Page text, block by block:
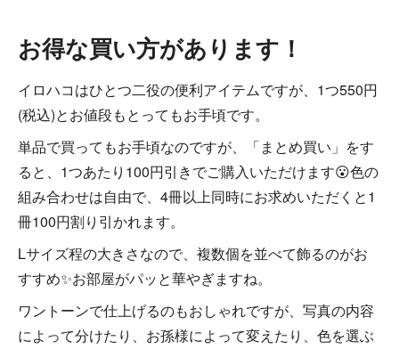
お得な買い方があります！
イロハコはひとつ二役の便利アイテムですが、1つ550円
(税込)とお値段もとってもお手頃です。
単品で買ってもお手頃なのですが、「まとめ買い」をす
ると、1つあたり100円引きでご購入いただけます😮色の
組み合わせは自由で、4冊以上同時にお求めいただくと1
冊100円割り引かれます。
Lサイズ程の大きさなので、複数個を並べて飾るのがお
すすめ✨お部屋がパッと華やぎますね。
ワントーンで仕上げるのもおしゃれですが、写真の内容
によって分けたり、お孫様によって変えたり、色を選ぶ